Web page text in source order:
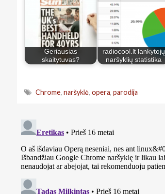
Geriausias
skaitytuvas?
radiocool.lt lankytojų
naršyklių statistika
Chrome, naršyklė, opera, parodija